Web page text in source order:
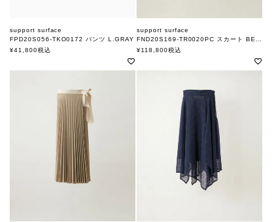
support surface
FPD20S056-TKO0172 パンツ L.GRAY
サポートサーフェス
¥41,800税込
support surface
FND20S169-TR0020PC スカート BEIGE
サポートサーフェス
¥118,800税込